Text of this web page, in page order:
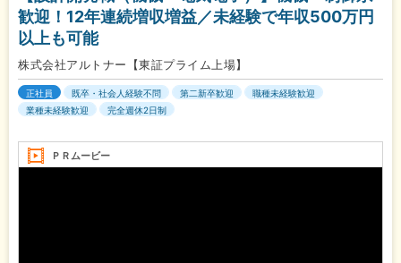
歓迎！12年連続増収増益／未経験で年収500万円
以上も可能
株式会社アルトナー【東証プライム上場】
正社員 既卒・社会人経験不問 第二新卒歓迎
職種未経験歓迎
業種未経験歓迎
完全週休2日制
ＰＲムービー